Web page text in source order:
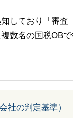
しており「審査
数名の国税OBで
社の判定基準）